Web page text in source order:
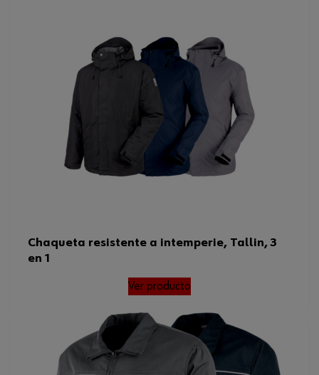
Chaqueta resistente a intemperie, Tallin, 3
en 1
Ver producto